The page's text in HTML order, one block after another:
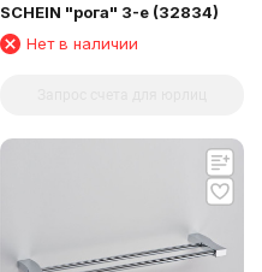
SCHEIN "рога" 3-е (32834)
Нет в наличии